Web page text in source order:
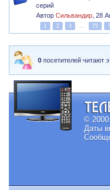
серий
АвторСильвандир,28
1 2 3 75
0 посетителей читают
© 2000
Даты